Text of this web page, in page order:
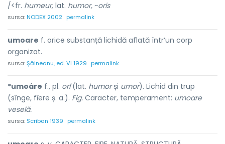
/<fr. humeur, lat. humor, ~oris
sursa:NODEX 2002 permalink
umoare f. orice substanță lichidă aflată într’un corp
organizat.
sursa:Șăineanu, ed. VI 1929 permalink
*umoáre f., pl. orĭ(lat. humorși umor). Lichid din trup
(sînge, fĭere ș. a.). Fig. Caracter, temperament: umoare
veselă.
sursa: Scriban 1939 permalink